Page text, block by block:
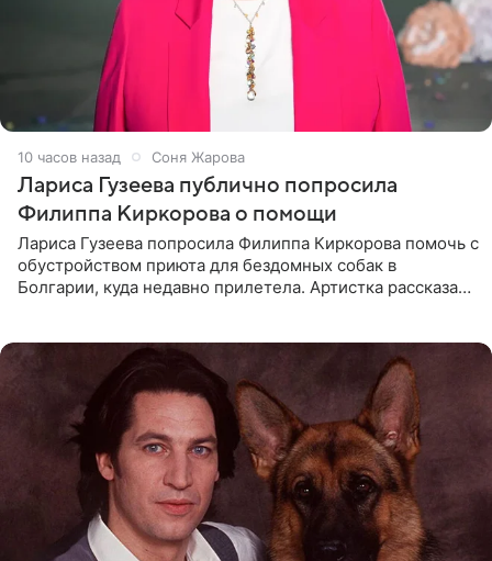
10 часов назад Соня Жарова
Лариса Гузеева публично попросила
Филиппа Киркорова о помощи
Лариса Гузеева попросила Филиппа Киркорова помочь с
обустройством приюта для бездомных собак в
Болгарии, куда недавно прилетела. Артистка рассказала